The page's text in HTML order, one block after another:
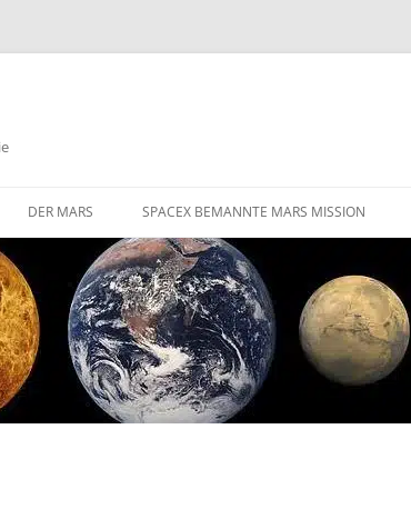
STARLINK SATELLITEN NETZWERK
DER MARS
DIE HERAUSFORDERUNGEN EINER
BEMANNTEN MARS MISSION
FLÜGE ZUM MARS
GIBT ES AKTIVE VULKANISMUS
AUF DEM MARS
SPACEX BEMANNTE MARS MISSION